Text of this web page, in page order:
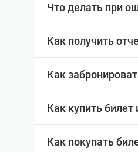
Что делать при
Как получить
Как
Как купить
Как покупать